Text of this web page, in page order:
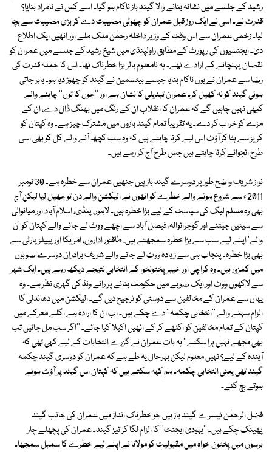
رشید کے جلسے میں نشانہ بنانے والا گیند باز ناکام ہو گیا۔ اسے کس نے نامراد بنایا؟
قدرت نے۔ اسی نے ایک روز قبل عمران کو چھوٹی مصیبت دے کر بڑی مصیبت سے بچا
لیا۔ زخمی عمران سے اس وقت کے وزیر داخلہ رحمٰن ملک ملے اور انھیں ایک اطلاع
دی۔ ایجنسیوں کی رپورٹ کے مطابق راولپنڈی میں شیخ رشید کے جلسے میں عمران کو
نقصان پہنچانے کے ارادے تھے۔ یہ نامعلوم بالر بڑا خطرناک تھا۔ اس کا حملہ قدرت کی
رضا سے عمران نے یوں ناکام بنایا جیسے بیٹسمین نے گیند کو چھوڑ دیا ہو۔ باہر جاتی
ہوئی گیند کو نہ کھیل کر۔ عمران تبدیلی کا نشان ہے اور ''جوں کا توں'' چاہنے والے
کبھی نہیں چاہیں گے کہ عمران کا انقلاب ان کے رنگ میں بھنگ ڈال دے، ان کے
مزے کو خراب کر دے۔ یہ تقریباً تمام گیند بازوں میں مشترک چیز ہے۔ وہ کپتان کو
کریز سے ہٹا کر آؤٹ اس لیے کرنا چاہتے ہیں کہ وہ سب کچھ آنے والے کل کو بھی اسی
طرح انجوائے کرنا چاہتے ہیں جس طرح آج کر رہے ہیں۔
نواز شریف واضح طور پر دوسرے گیند باز ہیں جنھیں عمران سے خطرہ ہے۔ 30 نومبر
2011ء سے شروع ہونے والے خطرے کو انھوں نے الیکشن والے دن تو جھیل لیا لیکن آج
بھی وہ مسلم لیگ کی سیاست کے لیے بڑا خطرہ ہیں۔ لاہور، پنڈی، اسلام آباد اور میانوالی
سے سیٹیں جیتنے اور گوجرانوالہ، فیصل آباد سے اچھے ووٹ لے جانے والے کپتان کو 'ن
والے' اپنے لیے سب سے بڑا خطرہ سمجھتے ہیں، طاقتور اداروں، امریکا اور پیپلز پارٹی سے
بھی بڑا خطرہ۔ پنجاب ہی سے زیادہ ووٹ لے جانے والے شریف برادران دوسرے صوبوں
میں کمزور ہیں۔ وہ کراچی اور خیبر پختونخوا کے انتخابی نتیجے دیکھ رہے ہیں۔ ایک شہر
سے لاکھوں ووٹ اور ایک صوبے میں حکومت بنانے پر رائے ونڈ کی گہری نظر ہے۔ وہ
یہاں سے عمران کے مخالفین سے دوستی کو ترجیح دیں گے۔ الیکشن میں دھاندلی کا
الزام سہنے والے ''انتخابی چکمہ'' دے چکے ہیں۔ اب ان کا ارادہ ہے اگلے معرکے میں
کپتان کے تمام مخالفین کو اکٹھے کر کے انھیں اکیلا کیا جائے۔ ''اگر سب مل جائیں تب
بھی مجھے نہیں ہرا سکتے'' یہ بات عمران نے گزرے انتخابات کے لیے کہی تھی کہ
آیندہ کے لیے؟ نہیں معلوم لیکن بہرحال یہ طے ہے کہ عمران کو دوسری گیند چکمہ
گیند تھی یعنی انتخابی چکمہ۔ ہم کہہ سکتے ہیں کہ کپتان اس گیند پر آؤٹ ہوتے
ہوتے بچ گئے۔
فضل الرحمٰن تیسرے گیند باز ہیں جو خطرناک انداز میں عمران کی جانب گیند
پھینک چکے ہیں۔ ''یہودی ایجنٹ'' کا الزام لگا کر تیز گیند۔ عمران کی پچھلے چار
برسوں میں پختون خواہ میں مقبولیت کو مولانا نے اپنے لیے خطرے کا سمبل سمجھا۔